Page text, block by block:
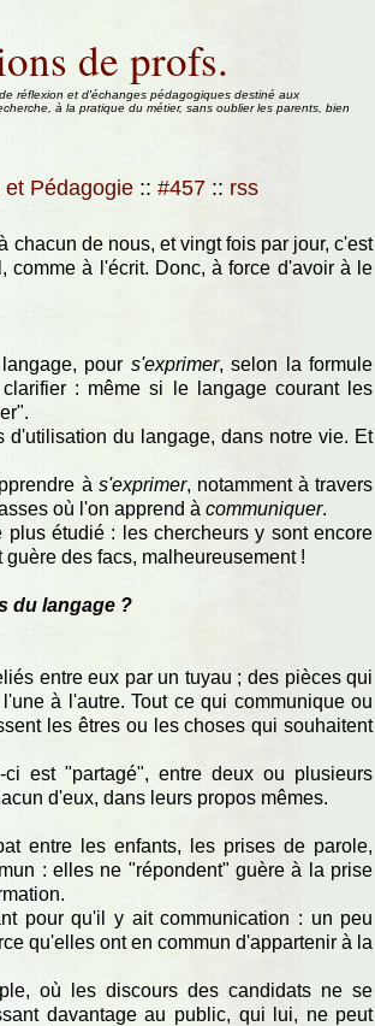
de profs.
réflexion et d'échanges pédagogiques destiné aux
à la pratique du métier, sans oublier les parents, bien
Pédagogie :: #457 :: rss
de nous, et vingt fois par jour, c'est
comme à l'écrit. Donc, à force d'avoir à le
pour s'exprimer, selon la formule
: même si le langage courant les
d'utilisation du langage, dans notre vie. Et
à s'exprimer, notamment à travers
où l'on apprend à communiquer.
étudié : les chercheurs y sont encore
des facs, malheureusement !
du langage ?
entre eux par un tuyau ; des pièces qui
à l'autre. Tout ce qui communique ou
les êtres ou les choses qui souhaitent
est "partagé", entre deux ou plusieurs
d'eux, dans leurs propos mêmes.
entre les enfants, les prises de parole,
: elles ne "répondent" guère à la prise
pour qu'il y ait communication : un peu
qu'elles ont en commun d'appartenir à la
où les discours des candidats ne se
davantage au public, qui lui, ne peut